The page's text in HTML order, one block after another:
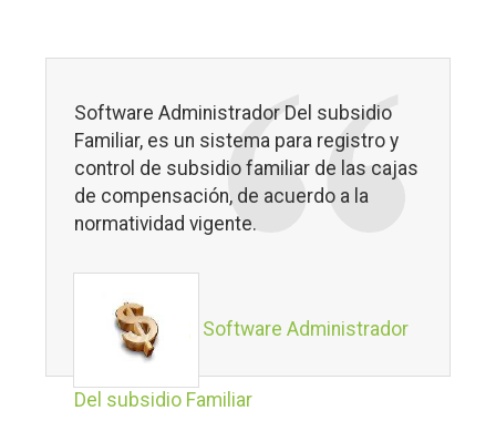
Software Administrador Del subsidio
Familiar, es un sistema para registro y
control de subsidio familiar de las cajas
de compensación, de acuerdo a la
normatividad vigente.
Software Administrador
Del subsidio Familiar